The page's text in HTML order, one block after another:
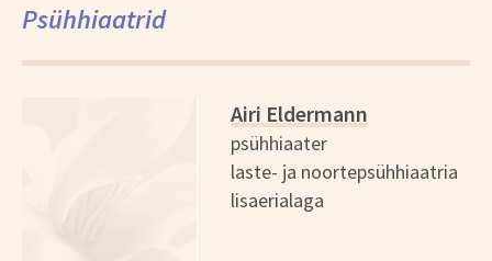
Psühhiaatrid
Airi Eldermann
psühhiaater
laste- ja noortepsühhiaatria
lisaerialaga